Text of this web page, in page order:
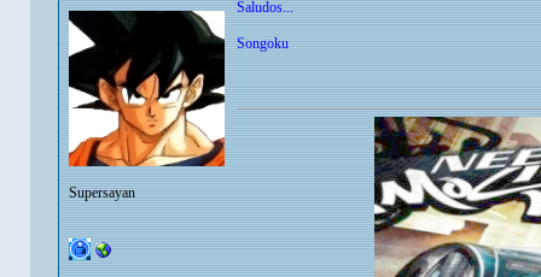
Supersayan
Saludos...
Songoku